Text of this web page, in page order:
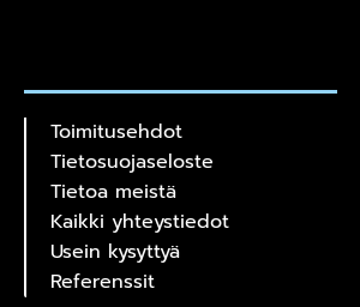
Toimitusehdot
Tietosuojaseloste
Tietoa meistä
Kaikki yhteystiedot
Usein kysyttyä
Referenssit